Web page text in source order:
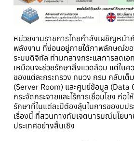
หน่วยงานราชการไทยกำลังเผชิญหน้
พลังงาน ที่ซ่อนอยู่ภายใต้ภาพลักษณ์ข
ระบบดิจิทัล ท่ามกลางกระแสการลดเอ
เหมือนจะช่วยรักษาสิ่งแวดล้อม แต่ในค
ของแต่ละกระทรวง ทบวง กรม กลับเต็
(Server Room) และศูนย์ข้อมูล (Data
กระจัดกระจายและไร้การเชื่อมโยง ก่อ
รักษาที่ในแต่ละปีต้องลุ้นในการของบป
เรื่องนี้ ที่สวนทางกับเจตนารมณ์นโยบ
ประเทศอย่างสิ้นเชิง